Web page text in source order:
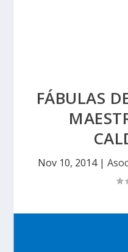
FÁBULAS
Nov 10, 2014|